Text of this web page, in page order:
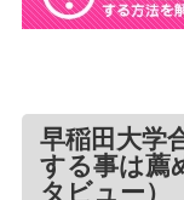
早稲田大学
する事は薦
タビュー）